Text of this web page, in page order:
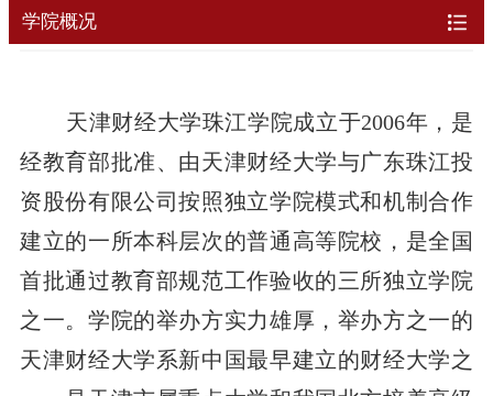
学院概况
天津财经大学珠江学院成立于2006年，是
经教育部批准、由天津财经大学与广东珠江投
资股份有限公司按照独立学院模式和机制合作
建立的一所本科层次的普通高等院校，是全国
首批通过教育部规范工作验收的三所独立学院
之一。学院的举办方实力雄厚，举办方之一的
天津财经大学系新中国最早建立的财经大学之